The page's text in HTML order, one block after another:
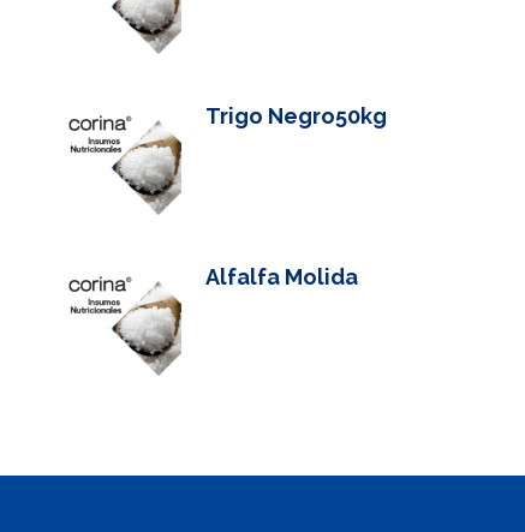
Trigo Negro50kg
Alfalfa Molida